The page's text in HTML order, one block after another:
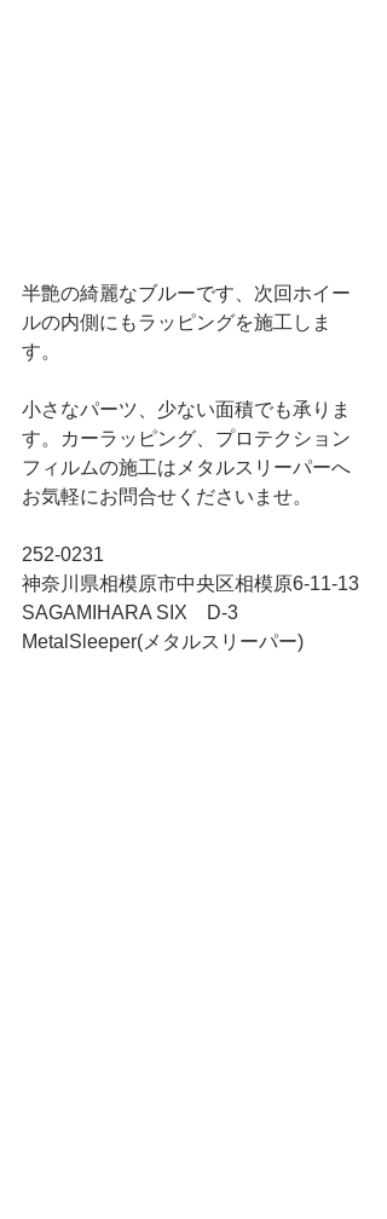
半艶の綺麗なブルーです、次回ホイー
ルの内側にもラッピングを施工しま
す。
小さなパーツ、少ない面積でも承りま
す。カーラッピング、プロテクション
フィルムの施工はメタルスリーパーへ
お気軽にお問合せくださいませ。
252-0231
神奈川県相模原市中央区相模原6-11-13
SAGAMIHARA SIX　D-3
MetalSleeper(メタルスリーパー)